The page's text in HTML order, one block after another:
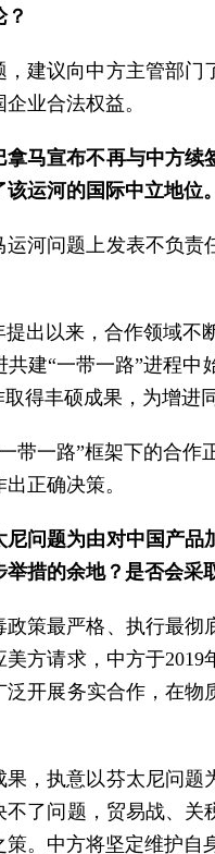
建议向中方主管部
业合法权益。
拿马宣布不再与中方
运河的国际中立地位
河问题上发表不负
出以来，合作领域不
建“一带一路”进程
取得丰硕成果，为增
带一路”框架下的合
正确决策。
问题为由对中国产
措的余地？是否会
策最严格、执行最
方请求，中方于
开展务实合作，在
，执意以芬太尼问
不了问题，贸易战、
。中方将坚定维护自